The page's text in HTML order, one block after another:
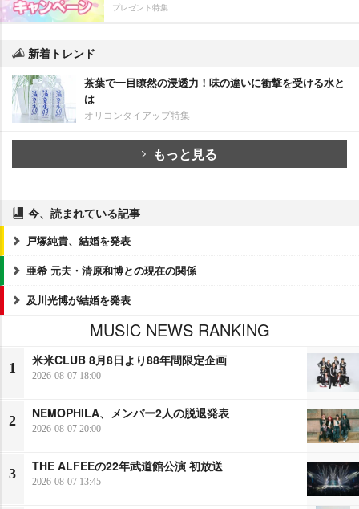
プレゼント特集
新着トレンド
茶葉で一目瞭然の浸透力！味の違いに衝撃を受ける水と
は
オリコンタイアップ特集
もっと見る
今、読まれている記事
戸塚純貴、結婚を発表
亜希 元夫・清原和博との現在の関係
及川光博が結婚を発表
MUSIC NEWS RANKING
1
米米CLUB 8月8日より88年間限定企画
2026-08-07 18:00
2
NEMOPHILA、メンバー2人の脱退発表
2026-08-07 20:00
3
THE ALFEEの22年武道館公演 初放送
2026-08-07 13:45